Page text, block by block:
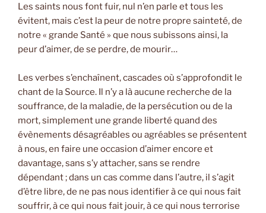
Les saints nous font fuir, nul n’en parle et tous les
évitent, mais c’est la peur de notre propre sainteté, de
notre « grande Santé » que nous subissons ainsi, la
peur d’aimer, de se perdre, de mourir…
Les verbes s’enchaînent, cascades où s’approfondit le
chant de la Source. Il n’y a là aucune recherche de la
souffrance, de la maladie, de la persécution ou de la
mort, simplement une grande liberté quand des
évènements désagréables ou agréables se présentent
à nous, en faire une occasion d’aimer encore et
davantage, sans s’y attacher, sans se rendre
dépendant ; dans un cas comme dans l’autre, il s’agit
d’être libre, de ne pas nous identifier à ce qui nous fait
souffrir, à ce qui nous fait jouir, à ce qui nous terrorise